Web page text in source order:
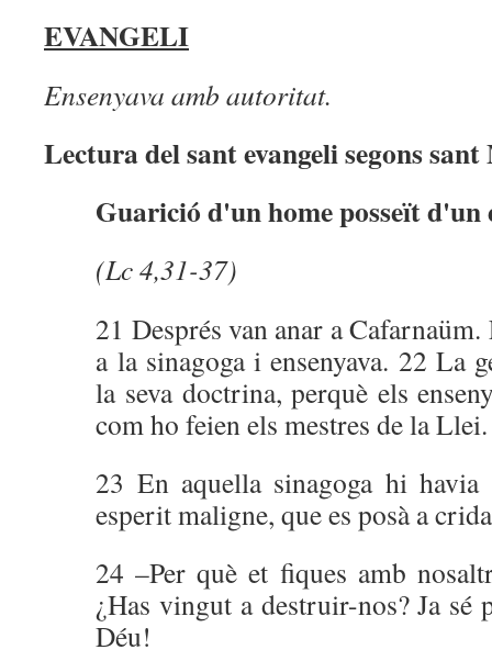
EVANGELI
Ensenyava amb autoritat.
Lectura del sant evangeli segons
Guarició d'un home posseït d'un
(Lc 4,31-37)
21 Després van anar a
a la sinagoga i ensenyava. 22 La
la seva doctrina, perquè els
com ho feien els mestres de la Llei.
23 En aquella sinagoga hi
esperit maligne, que es posà a
24 –Per què et fiques amb
¿Has vingut a destruir-nos? Ja sé
Déu!